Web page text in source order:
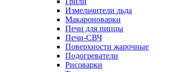
Измельчители льда
Макароноварки
Печи для пиццы
Печи-СВЧ
Поверхности жарочные
Подогреватели
Рисоварки